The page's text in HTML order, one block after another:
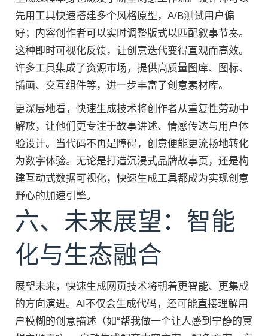
先用工具快速搭建多个风格原型，A/B测试用户偏
好；内容创作者可以实时调整版式以匹配叙事节奏。
这种即时可视化反馈，让创意迭代变得直观而高效。
许多工具集成了资源市场，提供高质量图库、图标、
插画、交互组件等，进一步丰富了创意素材库。
更深层地看，快速生成技术将创作者从重复性劳动中
解放，让他们更专注于故事讲述、情感传达与用户体
验设计。当代码不再是障碍，创意便能更流畅地转化
为数字体验。无论是打造沉浸式品牌故事页，还是构
建互动式数据可视化，快速生成工具都成为实现创意
野心的加速引擎。
六、未来展望：智能
化与生态融合
展望未来，快速生成网页技术将朝着更智能、更集成
的方向演进。AI不仅会生成代码，还可能直接理解用
户模糊的创意描述（如“帮我做一个让人感到宁静的冥